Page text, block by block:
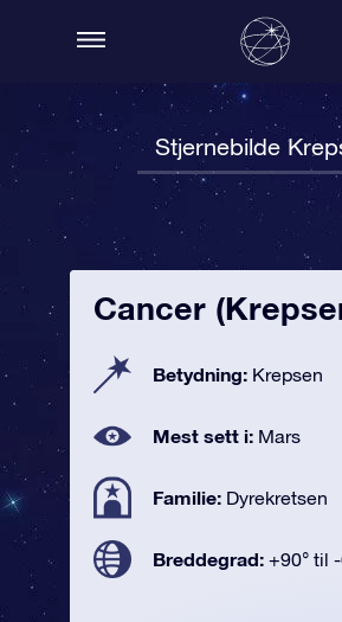
Stjernebilde
Cancer
Betydning: Krepsen
Mest sett i: Mars
Familie: Dyrekretsen
Breddegrad: +90° til